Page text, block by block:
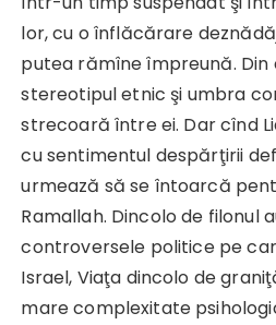
lor, cu o înflăcărare
putea rămîne împreună. Din
stereotipul etnic şi umbra
strecoară între ei. Dar cînd
cu sentimentul despărţirii
urmează să se întoarcă
Ramallah. Dincolo de filonul
controversele politice pe
Israel, Viaţa dincolo de
mare complexitate